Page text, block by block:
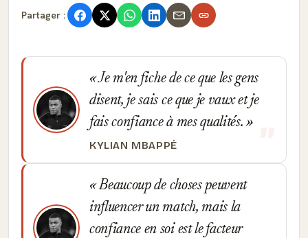
Partager :
Je m'en fiche de ce que les gens
disent, je sais ce que je vaux et je
fais confiance à mes qualités.
KYLIAN MBAPPÉ
Beaucoup de choses peuvent
influencer un match, mais la
confiance en soi est le facteur